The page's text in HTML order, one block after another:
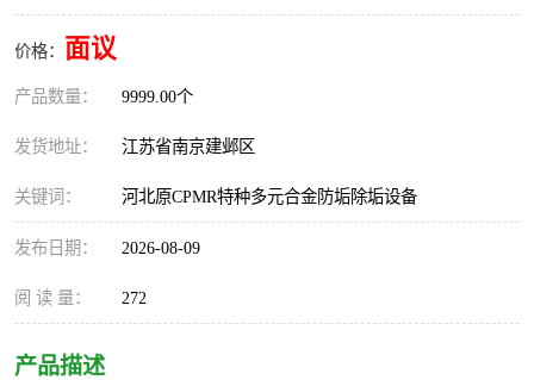
价格： 面议
产品数量： 9999.00个
发货地址： 江苏省南京建邺区
关键词： 河北原CPMR特种多元合金防垢除垢设备
发布日期： 2026-08-09
阅 读 量： 272
产品描述